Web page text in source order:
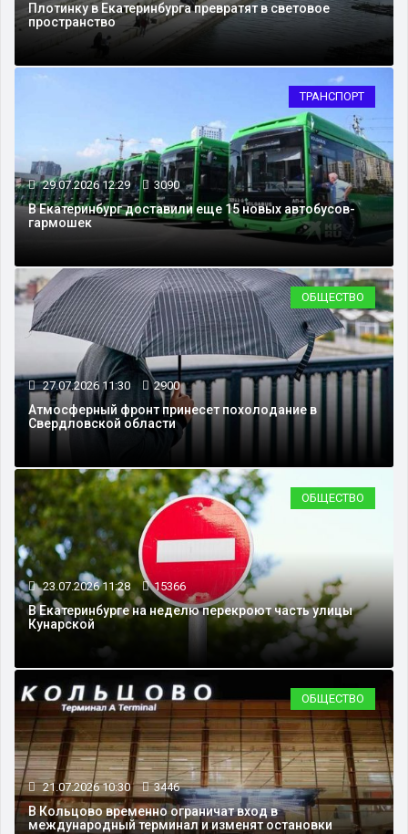
Плотинку в Екатеринбурга превратят в световое
пространство
ТРАНСПОРТ
29.07.2026 12:29 3090
В Екатеринбург доставили еще 15 новых автобусов-
гармошек
ОБЩЕСТВО
27.07.2026 11:30 2900
Атмосферный фронт принесет похолодание в
Свердловской области
ОБЩЕСТВО
23.07.2026 11:28 15366
В Екатеринбурге на неделю перекроют часть улицы
Кунарской
ОБЩЕСТВО
21.07.2026 10:30 3446
В Кольцово временно ограничат вход в
международный терминал и изменят остановки